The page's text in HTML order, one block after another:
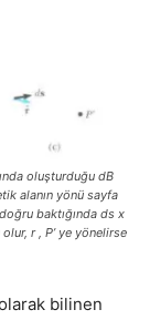
oluşturduğu dB
alanın yönü sayfa
baktığında ds x
r , P’ ye yönelirse
bilinen